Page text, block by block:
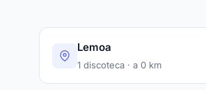
Lemoa
1 discoteca · a 0 km